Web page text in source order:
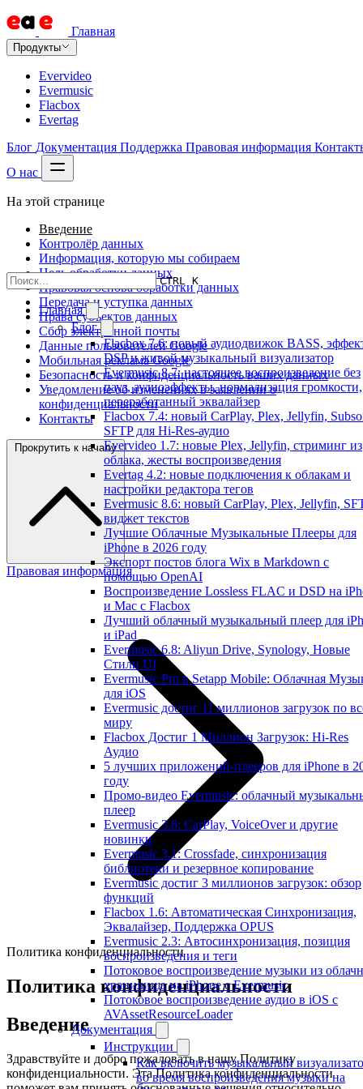
Главная
Продукты
Evervideo
Evermusic
Flacbox
Evertag
Блог Документация Поддержка Правовая информация
О нас
CTRL K
Главная
Блог
Flacbox 7.6: новый аудиодвижок BASS,
DSP и живой музыкальный визуализатор
Evermusic 8.7: настоящее воспроизведение без
пауз, аудиоэффекты, нормализация громкости,
переработанный эквалайзер
Flacbox 7.4: новый CarPlay, Plex, Jellyfin,
SFTP для Hi-Res-аудио
Evervideo 1.7: новые Plex, Jellyfin, стриминг из
облака, жесты воспроизведения
Evertag 4.2: новые подключения к облакам и
настройки редактора тегов
Evermusic 8.6: новый CarPlay, Plex, Jellyfin,
виджет текстов
Лучшие Облачные Музыкальные Плееры для
iPhone в 2026 году
Экспорт постов блога Wix в Markdown с
помощью OpenAI
Воспроизведение Lossless FLAC и DSD на
и Mac с Flacbox
Лучший облачный музыкальный плеер для
и iPad
Evermusic 6.8: Aliyun Drive, Synology, Новые
Стили UI
Evermusic Pro в Setapp Mobile: Облачная
для iOS
Evermusic достиг 11 миллионов загрузок по
миру
Flacbox Достиг 1 Миллион Загрузок: Hi-Res
Аудио
5 лучших приложений-плееров для iPhone в
году
Промо-видео Evermusic: облачный
плеер
Evermusic 3.6: CarPlay, VoiceOver и другие
новинки
Evermusic 3.1: Crossfade, синхронизация
библиотеки и резервное копирование
Evermusic достиг 3 миллионов загрузок: обзор
функций
Flacbox 1.6: Автоматическая Синхронизация,
Эквалайзер, Поддержка OPUS
Evermusic 2.3: Автосинхронизация, позиция
воспроизведения и теги
Потоковое воспроизведение музыки из
хранилища на iPhone с Evermusic
Потоковое воспроизведение аудио в iOS с
AVAssetResourceLoader
Документация
Инструкции
Как включить музыкальный
во время воспроизведения музыки на
На этой странице
Введение
Контролёр данных
Информация, которую мы собираем
Цель обработки данных
Правовая основа обработки данных
Передача и уступка данных
Права субъектов данных
Сбор электронной почты
Данные пользователей Google
Мобильная реклама Google
Безопасность и конфиденциальность ваших данных
Уведомление об изменениях в заявлении о
конфиденциальности
Контакты
Прокрутить к началу
Правовая информация
Политика конфиденциальности
Политика конфиденциальности
Введение
Здравствуйте и добро пожаловать в нашу Политику
конфиденциальности. Эта Политика конфиденциальности